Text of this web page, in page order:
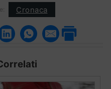
Cronaca